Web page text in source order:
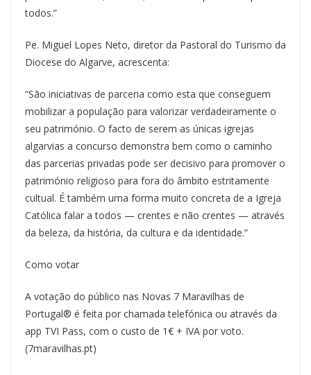
todos.”
Pe. Miguel Lopes Neto, diretor da Pastoral do Turismo da
Diocese do Algarve, acrescenta:
“São iniciativas de parceria como esta que conseguem
mobilizar a população para valorizar verdadeiramente o
seu património. O facto de serem as únicas igrejas
algarvias a concurso demonstra bem como o caminho
das parcerias privadas pode ser decisivo para promover o
património religioso para fora do âmbito estritamente
cultual. É também uma forma muito concreta de a Igreja
Católica falar a todos — crentes e não crentes — através
da beleza, da história, da cultura e da identidade.”
Como votar
A votação do público nas Novas 7 Maravilhas de
Portugal® é feita por chamada telefónica ou através da
app TVI Pass, com o custo de 1€ + IVA por voto.
(7maravilhas.pt)